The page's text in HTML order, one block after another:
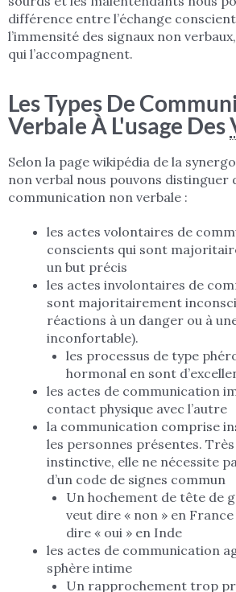
différence entre l’échange
l’immensité des signaux non
qui l’accompagnent.
Les Types De
Verbale À L'usage Des
Selon la page wikipédia de la
non verbal nous pouvons
communication non verbale :
les actes volontaires de
conscients qui sont
un but précis
les actes involontaires de
sont majoritairement
réactions à un danger ou à
inconfortable).
les processus de type
hormonal en sont
les actes de communication
contact physique avec l’autre
la communication comprise
les personnes présentes.
instinctive, elle ne nécessite
d’un code de signes commun
Un hochement de tête de
veut dire « non » en France
dire « oui » en Inde
les actes de communication
sphère intime
Un rapprochement trop